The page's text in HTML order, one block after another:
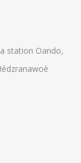
station Oando,